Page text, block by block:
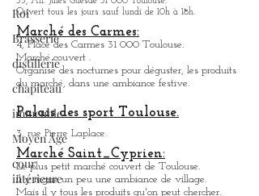
Roi
Brasserie
distillerie
chapiteau
immeuble
Moyen Âge
cour
intérieure
Museum d'histoire naturelle de
Toulouse
35, All. Jules Guesde 31 000 Toulouse.
Ouvert tous les jours sauf lundi de 10h à 18h.
Marché des Carmes:
4, Place des Carmes 31 000 Toulouse.
Marché couvert .
Organise des nocturnes pour déguster, les produits
du marché, dans une ambiance festive.
Palais des sport Toulouse.
3, rue Pierre Laplace.